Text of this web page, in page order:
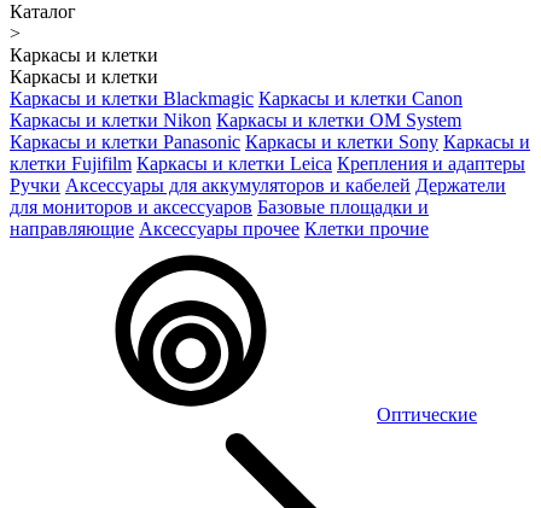
Каталог
>
Каркасы и клетки
Каркасы и клетки
Каркасы и клетки Blackmagic Каркасы и клетки Canon
Каркасы и клетки Nikon Каркасы и клетки OM System
Каркасы и клетки Panasonic Каркасы и клетки Sony Каркасы и
клетки Fujifilm Каркасы и клетки Leica Крепления и адаптеры
Ручки Аксессуары для аккумуляторов и кабелей Держатели
для мониторов и аксессуаров Базовые площадки и
направляющие Аксессуары прочее Клетки прочие
Оптические